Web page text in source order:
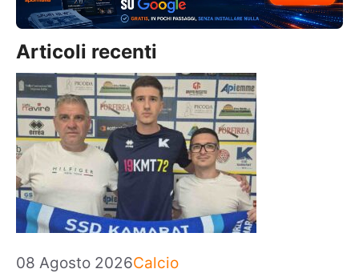
Articoli recenti
08 Agosto 2026Categorie
Calcio